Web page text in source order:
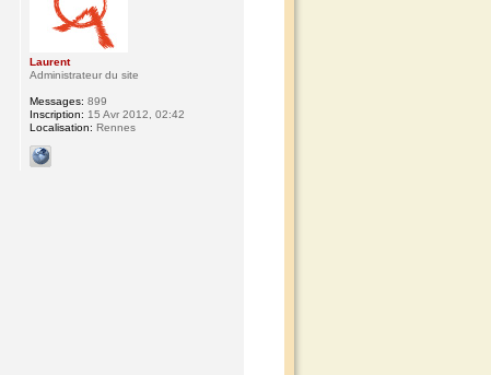
Laurent
Administrateur du site
Messages: 899
Inscription: 15 Avr 2012, 02:42
Localisation: Rennes